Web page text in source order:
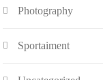
Photography
Sportaiment